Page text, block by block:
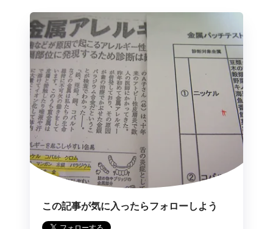
この記事が気に入ったらフォローしよう